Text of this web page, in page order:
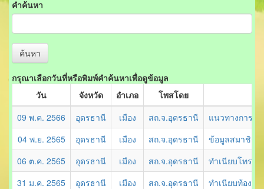
คำค้นหา
ค้นหา
กรุณาเลือกวันที่หรือพิมพ์คำค้นหาเพื่อดูข้อมูล
วัน
จังหวัด อำเภอ
โพสโดย
09 พ.ค. 2566
อุดรธานี เมือง สถ.จ.อุดรธานี
แนวทางการป
04 พ.ย. 2565
อุดรธานี เมือง สถ.จ.อุดรธานี
ข้อมูลสมาชิกส
06 ต.ค. 2565
อุดรธานี เมือง สถ.จ.อุดรธานี
ทำเนียบโทรศั
31 ม.ค. 2565
อุดรธานี เมือง สถ.จ.อุดรธานี
ทำเนียบท้องถิ่